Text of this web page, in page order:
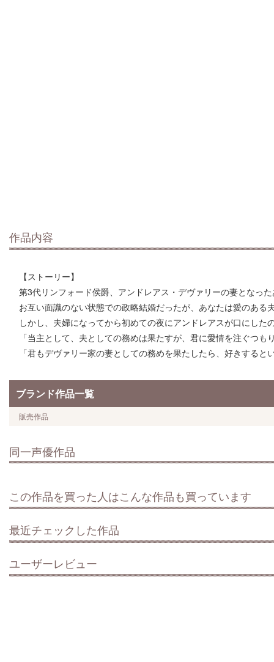
作品内容
【ストーリー】
第3代リンフォード侯爵、アンドレアス・デヴァリーの妻となっ
お互い面識のない状態での政略結婚だったが、あなたは愛のある
しかし、夫婦になってから初めての夜にアンドレアスが口にした
「当主として、夫としての務めは果たすが、君に愛情を注ぐつも
「君もデヴァリー家の妻としての務めを果たしたら、好きする
ブランド作品一覧
販売作品
同一声優作品
この作品を買った人はこんな作品も買っています
最近チェックした作品
ユーザーレビュー